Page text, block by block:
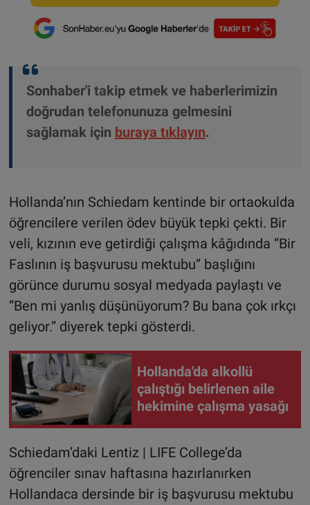
Sonhaber'i takip etmek ve haberlerimizin
doğrudan telefonunuza gelmesini
sağlamak için buraya tıklayın.
Hollanda’nın Schiedam kentinde bir ortaokulda
öğrencilere verilen ödev büyük tepki çekti. Bir
veli, kızının eve getirdiği çalışma kâğıdında “Bir
Faslının iş başvurusu mektubu” başlığını
görünce durumu sosyal medyada paylaştı ve
“Ben mi yanlış düşünüyorum? Bu bana çok ırkçı
geliyor.” diyerek tepki gösterdi.
Hollanda'da alkollü
çalıştığı belirlenen aile
hekimine çalışma yasağı
Schiedam’daki Lentiz | LIFE College’da
öğrenciler sınav haftasına hazırlanırken
Hollandaca dersinde bir iş başvurusu mektubu